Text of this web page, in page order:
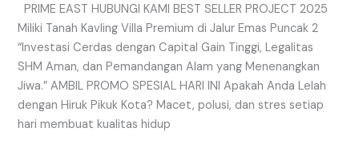
PRIME EAST HUBUNGI KAMI BEST SELLER PROJECT 2025
Miliki Tanah Kavling Villa Premium di Jalur Emas Puncak 2
“Investasi Cerdas dengan Capital Gain Tinggi, Legalitas
SHM Aman, dan Pemandangan Alam yang Menenangkan
Jiwa.” AMBIL PROMO SPESIAL HARI INI Apakah Anda Lelah
dengan Hiruk Pikuk Kota? Macet, polusi, dan stres setiap
hari membuat kualitas hidup